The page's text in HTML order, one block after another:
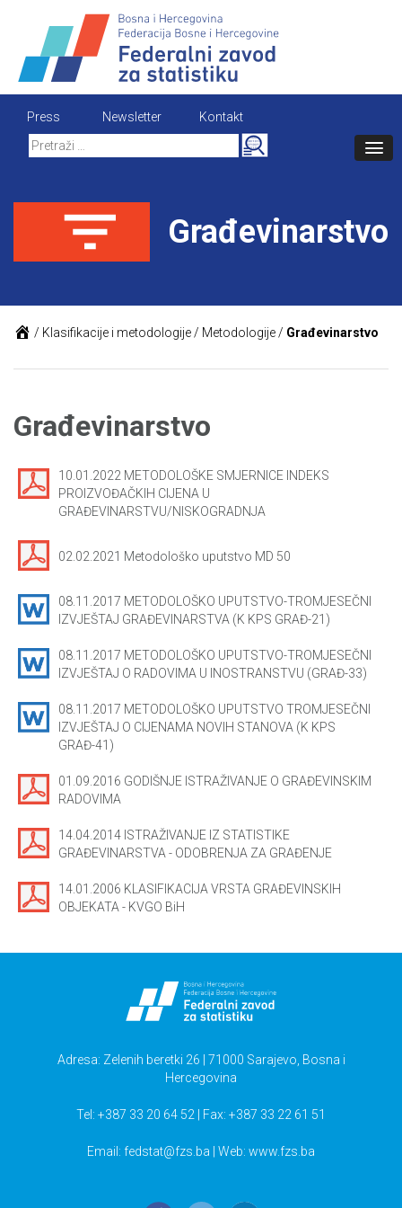
content
Press Newsletter
Kontakt
Search
for:
Građevinarstvo
/ Klasifikacije i metodologije/ Metodologije/ Građevinarstvo
Građevinarstvo
10.01.2022 METODOLOŠKE SMJERNICE INDEKS
PROIZVOĐAČKIH CIJENA U
GRAĐEVINARSTVU/NISKOGRADNJA
02.02.2021 Metodološko uputstvo MD 50
08.11.2017 METODOLOŠKO UPUTSTVO-TROMJESEČNI
IZVJEŠTAJ GRAĐEVINARSTVA (K KPS GRAĐ-21)
08.11.2017 METODOLOŠKO UPUTSTVO-TROMJESEČNI
IZVJEŠTAJ O RADOVIMA U INOSTRANSTVU (GRAĐ-33)
08.11.2017 METODOLOŠKO UPUTSTVO TROMJESEČNI
IZVJEŠTAJ O CIJENAMA NOVIH STANOVA (K KPS
GRAĐ-41)
01.09.2016 GODIŠNJE ISTRAŽIVANJE O GRAĐEVINSKIM
RADOVIMA
14.04.2014 ISTRAŽIVANJE IZ STATISTIKE
GRAĐEVINARSTVA - ODOBRENJA ZA GRAĐENJE
14.01.2006 KLASIFIKACIJA VRSTA GRAĐEVINSKIH
OBJEKATA - KVGO BiH
Adresa: Zelenih beretki 26 | 71000 Sarajevo, Bosna i
Hercegovina
Tel: +387 33 20 64 52 | Fax: +387 33 22 61 51
Email: fedstat@fzs.ba | Web: www.fzs.ba